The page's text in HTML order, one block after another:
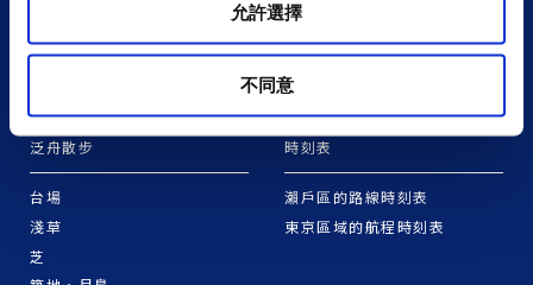
允許選擇
不同意
三重・東紀州版
交通路線查詢
泛舟散步
台場
淺草
芝
時刻表
瀨戶區的路線時刻表
東京區域的航程時刻表